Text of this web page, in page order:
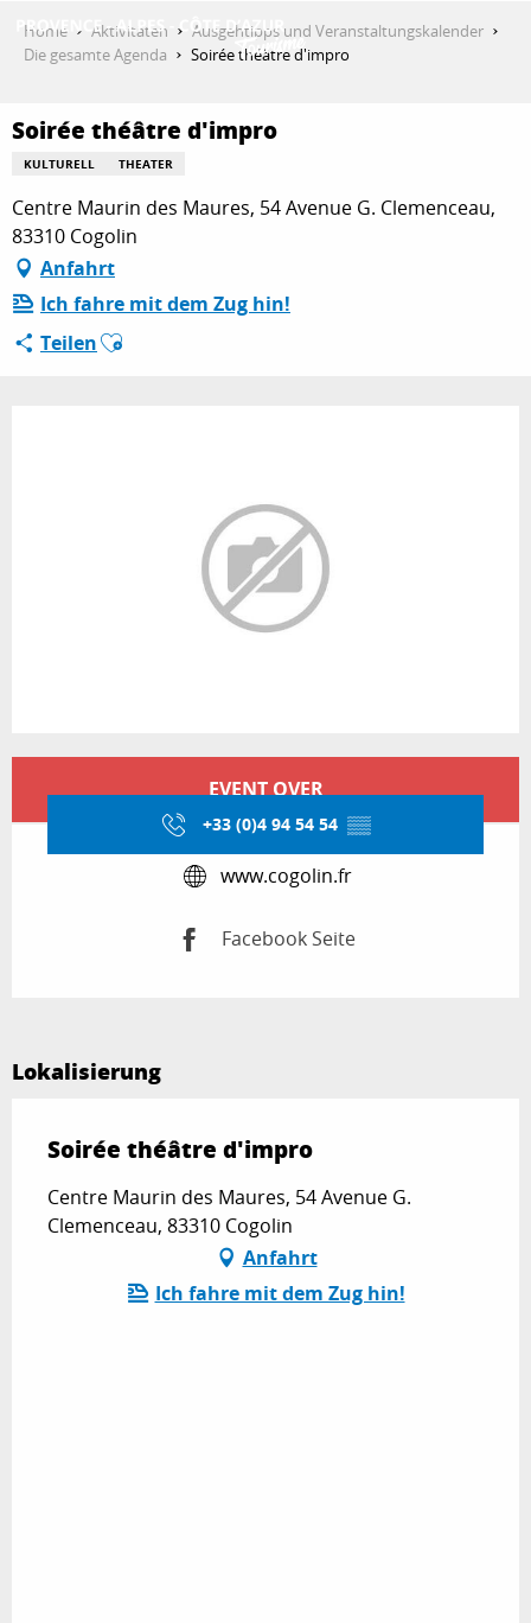
contenu
AKTIVITÄTEN
AUFENTHALT
Home Aktivitäten
Ausgehtipps und Veranstaltungskalender
Die gesamte Agenda
Soirée théâtre d'impro
Soirée théâtre d'impro
KULTURELL THEATER
Centre Maurin des Maures, 54 Avenue G. Clemenceau,
83310 Cogolin
Anfahrt
Ich fahre mit dem Zug hin!
TeilenAjouter aux favoris
EVENT OVER
+33 (0)4 94 54 54 ▒▒
www.cogolin.fr
Facebook Seite
Lokalisierung
Soirée théâtre d'impro
Centre Maurin des Maures, 54 Avenue G.
Clemenceau, 83310 Cogolin
Anfahrt
Ich fahre mit dem Zug hin!